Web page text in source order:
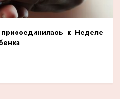
к Неделе